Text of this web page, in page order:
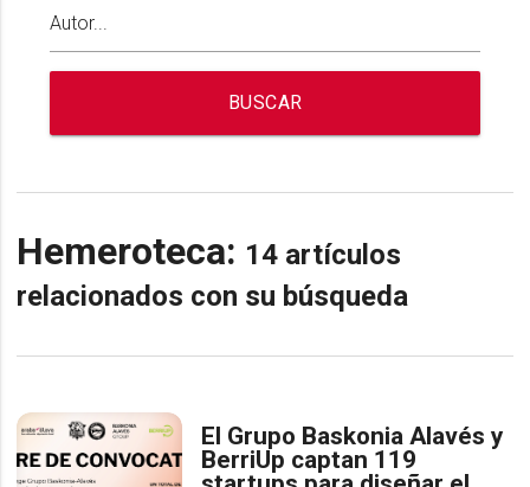
BUSCAR
Hemeroteca: 14 artículos
relacionados con su búsqueda
El Grupo Baskonia Alavés y
BerriUp captan 119